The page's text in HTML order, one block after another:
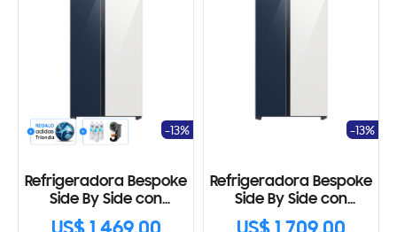
Refrigeradora Bespoke
Side By Side con
Beverage Center 23
-13%
Refrigeradora Bespoke
Side By Side con
Beverage Center 28
-13%